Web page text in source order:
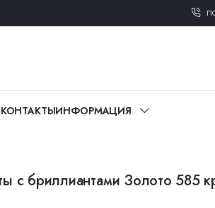
КОНТАКТЫИНФОРМАЦИЯ
с бриллиантами Золото 585